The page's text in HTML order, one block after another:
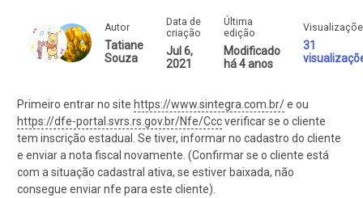
Autor
Tatiane
Souza
Data de
criação
Jul 6,
2021
Última
edição
Modificado
há 4 anos
31
Primeiro entrar no site https://www.sintegra.com.br/e ou
https://dfe-portal.svrs.rs.gov.br/Nfe/Cccverificar se o cliente
tem inscrição estadual. Se tiver, informar no cadastro do cliente
e enviar a nota fiscal novamente. (Confirmar se o cliente está
com a situação cadastral ativa, se estiver baixada, não
consegue enviar nfe para este cliente).